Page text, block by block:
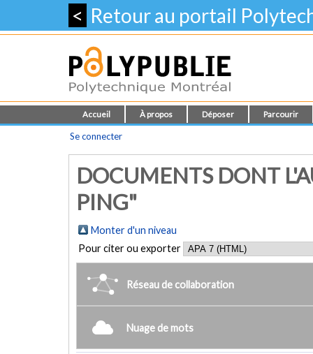
< Retour au portail
Accueil À propos Déposer Parcourir
Se connecter
DOCUMENTS DONT
PING"
Monter d'un niveau
Pour citer ou exporter
Réseau de collaboration
Nuage de mots